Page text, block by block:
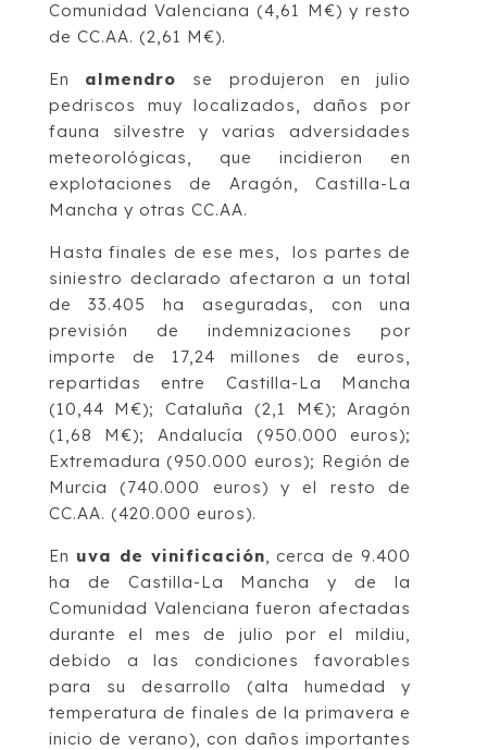
Comunidad Valenciana (4,61 M€) y resto
de CC.AA. (2,61 M€).
En almendro se produjeron en julio
pedriscos muy localizados, daños por
fauna silvestre y varias adversidades
meteorológicas, que incidieron en
explotaciones de Aragón, Castilla-La
Mancha y otras CC.AA.
Hasta finales de ese mes, los partes de
siniestro declarado afectaron a un total
de 33.405 ha aseguradas, con una
previsión de indemnizaciones por
importe de 17,24 millones de euros,
repartidas entre Castilla-La Mancha
(10,44 M€); Cataluña (2,1 M€); Aragón
(1,68 M€); Andalucía (950.000 euros);
Extremadura (950.000 euros); Región de
Murcia (740.000 euros) y el resto de
CC.AA. (420.000 euros).
En uva de vinificación, cerca de 9.400
ha de Castilla-La Mancha y de la
Comunidad Valenciana fueron afectadas
durante el mes de julio por el mildiu,
debido a las condiciones favorables
para su desarrollo (alta humedad y
temperatura de finales de la primavera e
inicio de verano), con daños importantes